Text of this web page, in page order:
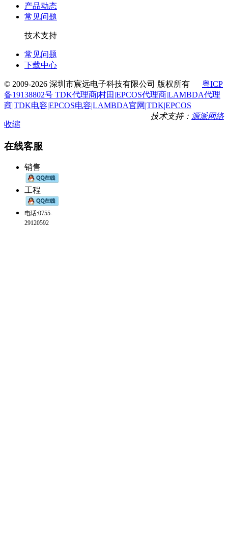
产品动态
常见问题
技术支持
常见问题
下载中心
© 2009-2026 深圳市宸远电子科技有限公司 版权所有 粤ICP
备19138802号 TDK代理商|村田|EPCOS代理商|LAMBDA代理
商|TDK电容|EPCOS电容|LAMBDA官网|TDK|EPCOS
技术支持： 源派网络
收缩
在线客服
销售
工程
电话:0755-
29120592